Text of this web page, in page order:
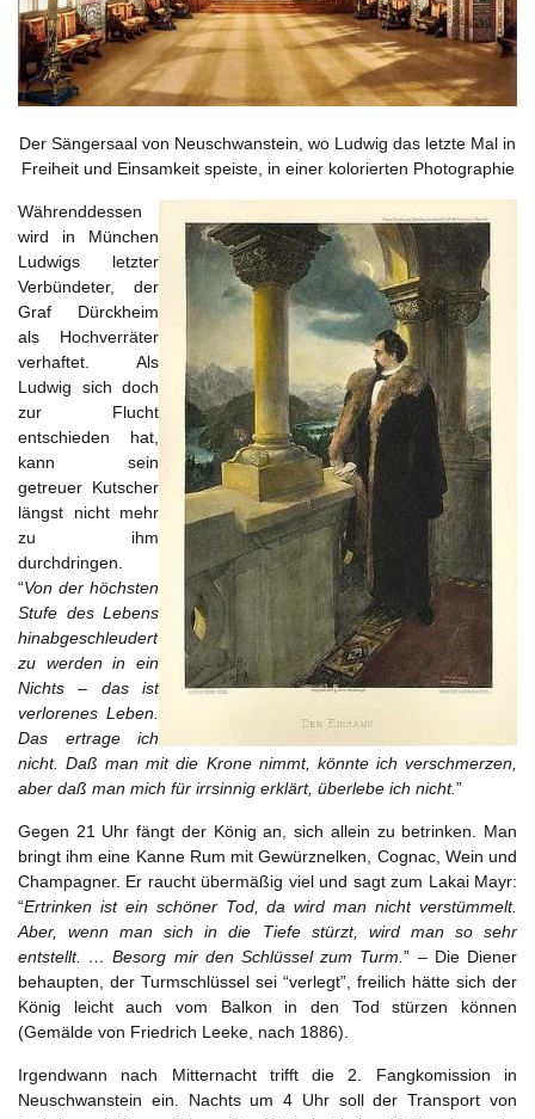
Der Sängersaal von Neuschwanstein, wo Ludwig das letzte Mal in
Freiheit und Einsamkeit speiste, in einer kolorierten Photographie
Währenddessen
wird in München
Ludwigs letzter
Verbündeter, der
Graf Dürckheim
als Hochverräter
verhaftet. Als
Ludwig sich doch
zur Flucht
entschieden hat,
kann sein
getreuer Kutscher
längst nicht mehr
zu ihm
durchdringen.
“Von der höchsten
Stufe des Lebens
hinabgeschleudert
zu werden in ein
Nichts – das ist
verlorenes Leben.
Das ertrage ich
nicht. Daß man mit die Krone nimmt, könnte ich verschmerzen,
aber daß man mich für irrsinnig erklärt, überlebe ich nicht.”
Gegen 21 Uhr fängt der König an, sich allein zu betrinken. Man
bringt ihm eine Kanne Rum mit Gewürznelken, Cognac, Wein und
Champagner. Er raucht übermäßig viel und sagt zum Lakai Mayr:
“Ertrinken ist ein schöner Tod, da wird man nicht verstümmelt.
Aber, wenn man sich in die Tiefe stürzt, wird man so sehr
entstellt. … Besorg mir den Schlüssel zum Turm.” – Die Diener
behaupten, der Turmschlüssel sei “verlegt”, freilich hätte sich der
König leicht auch vom Balkon in den Tod stürzen können
(Gemälde von Friedrich Leeke, nach 1886).
Irgendwann nach Mitternacht trifft die 2. Fangkomission in
Neuschwanstein ein. Nachts um 4 Uhr soll der Transport von